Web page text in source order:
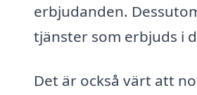
erbjudanden.
tjänster som erbjuds i
Det är också värt att